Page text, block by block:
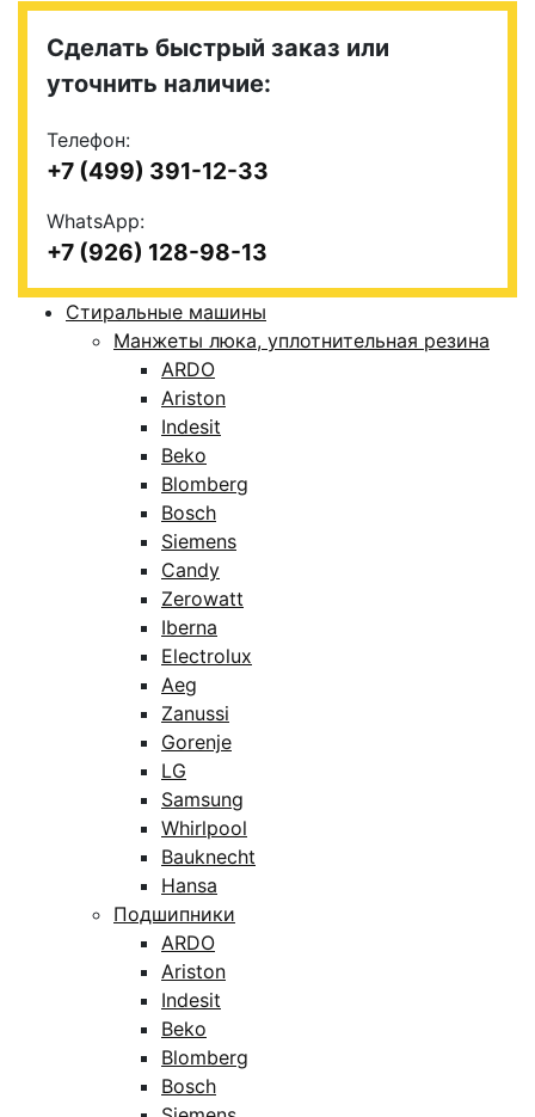
Сделать быстрый заказ или
уточнить наличие:
Телефон:
+7 (499) 391-12-33
WhatsApp:
+7 (926) 128-98-13
Стиральные машины
Манжеты люка, уплотнительная резина
ARDO
Ariston
Indesit
Beko
Blomberg
Bosch
Siemens
Candy
Zerowatt
Iberna
Electrolux
Aeg
Zanussi
Gorenje
LG
Samsung
Whirlpool
Bauknecht
Hansa
Подшипники
ARDO
Ariston
Indesit
Beko
Blomberg
Bosch